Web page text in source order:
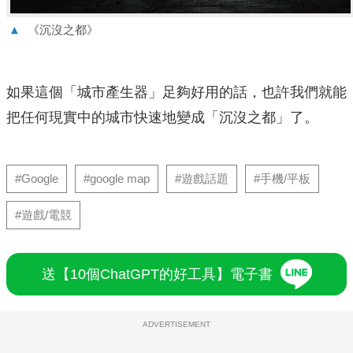
▲ 《沉沒之都》
如果這個「城市產生器」足夠好用的話，也許我們就能
把任何現實中的城市快速地變成「沉沒之都」了。
#Google #google map #遊戲話題 #手機/平板
#遊戲/電競
送【10個ChatGPT的好工具】電子書
ADVERTISEMENT